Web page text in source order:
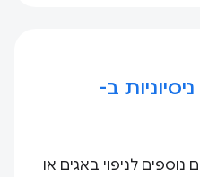
ב-
נוספים לניפוי באגים או